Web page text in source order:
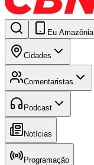
Eu Amazônia
Cidades
Comentaristas
Podcast
Notícias
Programação